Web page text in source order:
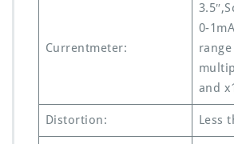
Currentmeter:
0-
range
and
Distortion: Less